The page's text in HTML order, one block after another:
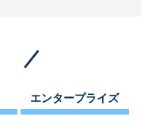
エンタープライズ